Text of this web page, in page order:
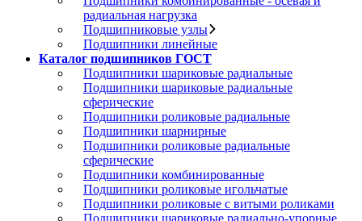
радиальная нагрузка
Подшипниковые узлы
Подшипники линейные
Каталог подшипников ГОСТ
Подшипники шариковые радиальные
Подшипники шариковые радиальные
сферические
Подшипники роликовые радиальные
Подшипники шарнирные
Подшипники роликовые радиальные
сферические
Подшипники комбинированные
Подшипники роликовые игольчатые
Подшипники роликовые с витыми роликами
Подшипники шариковые радиально-упорные